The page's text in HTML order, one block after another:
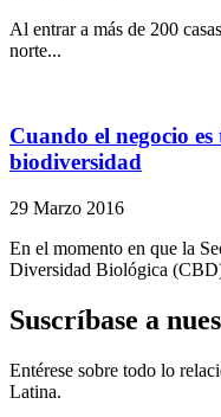
Al entrar a más de 200
norte...
Cuando el negocio
biodiversidad
29 Marzo 2016
En el momento en que la
Diversidad Biológica
Suscríbase a
Entérese sobre todo lo
Latina.